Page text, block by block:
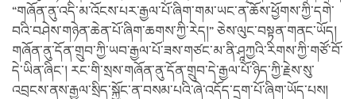
“གཞོན་ནུ་འདི་མ་འོངས་པར་རྒྱལ་པོ་ཞིག་གམ་ཡང་ན་ཆོས་ཕྱོགས་ཀྱི་དགེ་
བའི་བཤེས་གཉེན་ཆེན་པོ་ཞིག་ཆགས་ཀྱི་རེད།” ཅེས་ལུང་བསྟན་གནང་ཡོད།
གཞོན་ནུ་དོན་གྲུབ་ཀྱི་ཡབ་རྒྱལ་པོ་ཟས་གཙང་མ་ནི་ཤཱཀྱའི་རིགས་ཀྱི་གཙོ་བོ་
དེ་ཡིན་ཞིང་། རང་གི་སྲས་གཞོན་ནུ་དོན་གྲུབ་དེ་རྒྱལ་པོ་ཉིད་ཀྱི་རྗེས་སུ་
འབྲངས་ནས་རྒྱལ་སྲིད་སྐྱོང་ན་བསམ་པའི་ཞེ་འདོད་དྲག་པོ་ཞིག་ཡོད་པས།